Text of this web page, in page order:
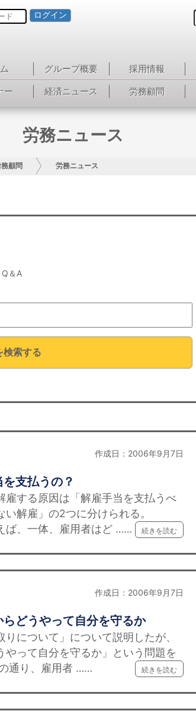
ログイン
グループ概要 採用情報
ー 経済ニュース 労務顧問
労務ニュース
顧問 労務ニュース
Q＆A
検索する
作成日：2006年9月7日
支払うの？
する原因は「解雇手当を支払うべ
ない解雇」の2つに分けられる。
ば、一体、雇用者はど ……
続きを読む
作成日：2006年9月7日
どうやって自分を守るか
について」について説明したが、
って自分を守るか」という問題を
通り、雇用者 ……
続きを読む